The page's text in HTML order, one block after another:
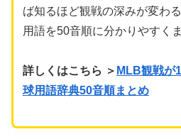
ば知るほど観戦の深みが変わ
用語を50音順に分かりやすく
詳しくはこちら ＞ MLB観戦が
球用語辞典50音順まとめ